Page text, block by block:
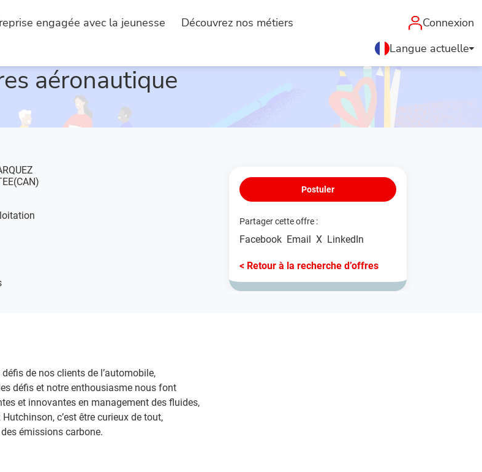
engagée avec la jeunesse Découvrez nos métiers
Connexion
Langue actuelle
aéronautique
de nos clients de l’automobile,
défis et notre enthousiasme nous font
et innovantes en management des fluides,
c’est être curieux de tout,
émissions carbone.
Postuler
Partager cette offre :
Facebook Email X LinkedIn
< Retour à la recherche d’offres